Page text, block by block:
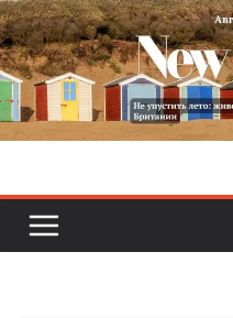
Skip
to
content